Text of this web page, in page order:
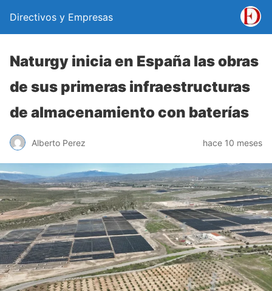
Directivos y Empresas
Naturgy inicia en España las obras
de sus primeras infraestructuras
de almacenamiento con baterías
Alberto Perez hace 10 meses